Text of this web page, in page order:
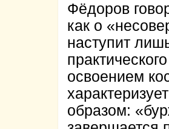
Фёдоров
как о
наступит
освоением
образом: